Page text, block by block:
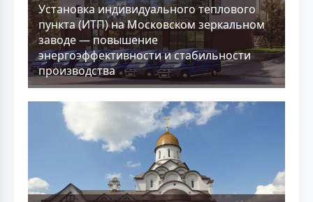
Установка индивидуального теплового
пункта (ИТП) на Московском зеркальном
заводе — повышение
энергоэффективности и стабильности
производства